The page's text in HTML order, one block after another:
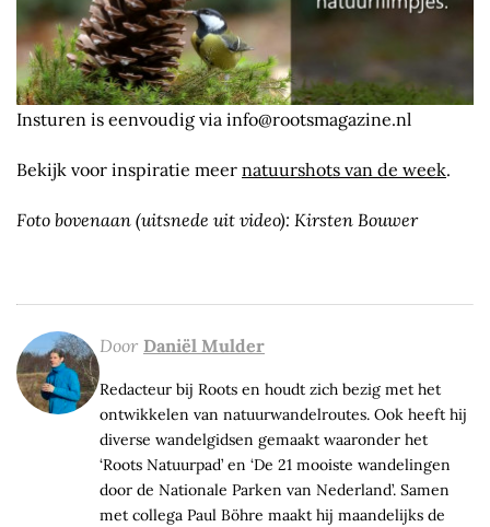
Insturen is eenvoudig via info@rootsmagazine.nl
Bekijk voor inspiratie meer natuurshots van de week.
Foto bovenaan (uitsnede uit video): Kirsten Bouwer
Door Daniël Mulder
Redacteur bij Roots en houdt zich bezig met het
ontwikkelen van natuurwandelroutes. Ook heeft hij
diverse wandelgidsen gemaakt waaronder het
‘Roots Natuurpad’ en ‘De 21 mooiste wandelingen
door de Nationale Parken van Nederland’. Samen
met collega Paul Böhre maakt hij maandelijks de